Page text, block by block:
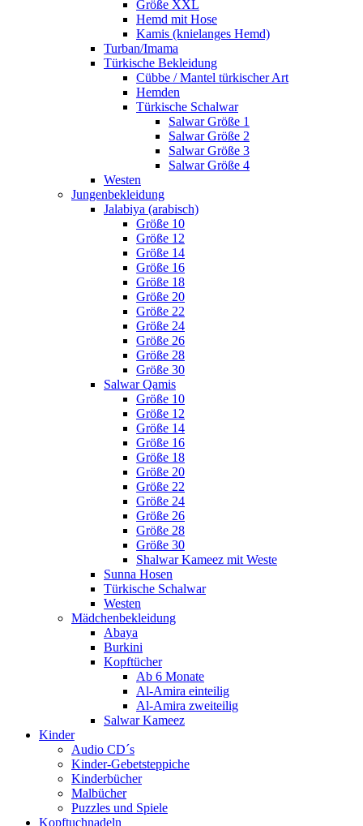
Größe XXL
Hemd mit Hose
Kamis (knielanges Hemd)
Turban/Imama
Türkische Bekleidung
Cübbe / Mantel türkischer Art
Hemden
Türkische Schalwar
Salwar Größe 1
Salwar Größe 2
Salwar Größe 3
Salwar Größe 4
Westen
Jungenbekleidung
Jalabiya (arabisch)
Größe 10
Größe 12
Größe 14
Größe 16
Größe 18
Größe 20
Größe 22
Größe 24
Größe 26
Größe 28
Größe 30
Salwar Qamis
Größe 10
Größe 12
Größe 14
Größe 16
Größe 18
Größe 20
Größe 22
Größe 24
Größe 26
Größe 28
Größe 30
Shalwar Kameez mit Weste
Sunna Hosen
Türkische Schalwar
Westen
Mädchenbekleidung
Abaya
Burkini
Kopftücher
Ab 6 Monate
Al-Amira einteilig
Al-Amira zweiteilig
Salwar Kameez
Kinder
Audio CD´s
Kinder-Gebetsteppiche
Kinderbücher
Malbücher
Puzzles und Spiele
Kopftuchnadeln